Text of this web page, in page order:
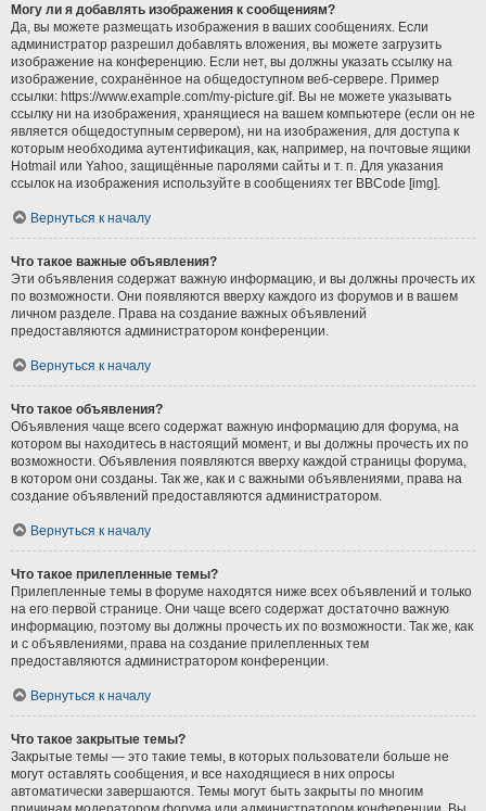
Могу ли я добавлять изображения к сообщениям?
Да, вы можете размещать изображения в ваших сообщениях. Если
администратор разрешил добавлять вложения, вы можете загрузить
изображение на конференцию. Если нет, вы должны указать ссылку на
изображение, сохранённое на общедоступном веб-сервере. Пример
ссылки: https://www.example.com/my-picture.gif. Вы не можете указывать
ссылку ни на изображения, хранящиеся на вашем компьютере (если он не
является общедоступным сервером), ни на изображения, для доступа к
которым необходима аутентификация, как, например, на почтовые ящики
Hotmail или Yahoo, защищённые паролями сайты и т. п. Для указания
ссылок на изображения используйте в сообщениях тег BBCode [img].
Вернуться к началу
Что такое важные объявления?
Эти объявления содержат важную информацию, и вы должны прочесть их
по возможности. Они появляются вверху каждого из форумов и в вашем
личном разделе. Права на создание важных объявлений
предоставляются администратором конференции.
Вернуться к началу
Что такое объявления?
Объявления чаще всего содержат важную информацию для форума, на
котором вы находитесь в настоящий момент, и вы должны прочесть их по
возможности. Объявления появляются вверху каждой страницы форума,
в котором они созданы. Так же, как и с важными объявлениями, права на
создание объявлений предоставляются администратором.
Вернуться к началу
Что такое прилепленные темы?
Прилепленные темы в форуме находятся ниже всех объявлений и только
на его первой странице. Они чаще всего содержат достаточно важную
информацию, поэтому вы должны прочесть их по возможности. Так же, как
и с объявлениями, права на создание прилепленных тем
предоставляются администратором конференции.
Вернуться к началу
Что такое закрытые темы?
Закрытые темы — это такие темы, в которых пользователи больше не
могут оставлять сообщения, и все находящиеся в них опросы
автоматически завершаются. Темы могут быть закрыты по многим